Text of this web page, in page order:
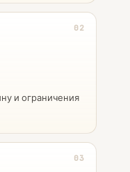
02
и ограничения
03